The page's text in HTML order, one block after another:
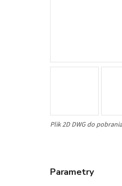
Plik 2D DWG do
Parametry